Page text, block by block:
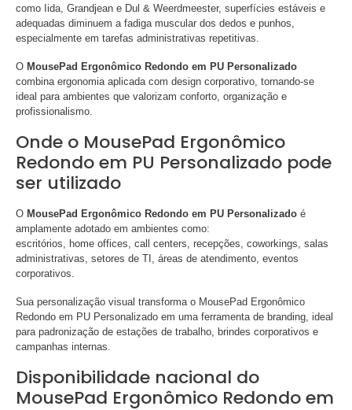
como Iida, Grandjean e Dul & Weerdmeester, superfícies estáveis e
adequadas diminuem a fadiga muscular dos dedos e punhos,
especialmente em tarefas administrativas repetitivas.
O MousePad Ergonômico Redondo em PU Personalizado
combina ergonomia aplicada com design corporativo, tornando-se
ideal para ambientes que valorizam conforto, organização e
profissionalismo.
Onde o MousePad Ergonômico
Redondo em PU Personalizado pode
ser utilizado
O MousePad Ergonômico Redondo em PU Personalizado é
amplamente adotado em ambientes como:
escritórios, home offices, call centers, recepções, coworkings, salas
administrativas, setores de TI, áreas de atendimento, eventos
corporativos.
Sua personalização visual transforma o MousePad Ergonômico
Redondo em PU Personalizado em uma ferramenta de branding, ideal
para padronização de estações de trabalho, brindes corporativos e
campanhas internas.
Disponibilidade nacional do
MousePad Ergonômico Redondo em